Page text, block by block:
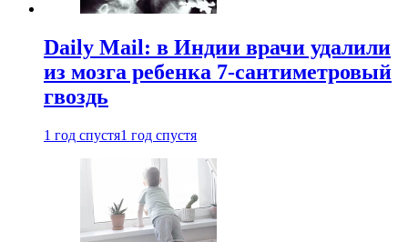
Daily Mail: в Индии врачи удалили
из мозга ребенка 7-сантиметровый
гвоздь
1 год спустя1 год спустя